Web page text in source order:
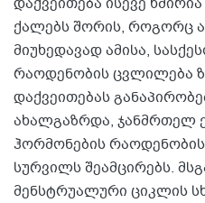
ქალებს შორის, როგორც
მიუხედავად ამისა,
რაოდენობის ცვლილება
დაქვეითებას
ახალგაზრდა, ჯანმრთელ
ჰორმონების
სურვილს შეამცირებს.
მენსტრუალური ციკლის